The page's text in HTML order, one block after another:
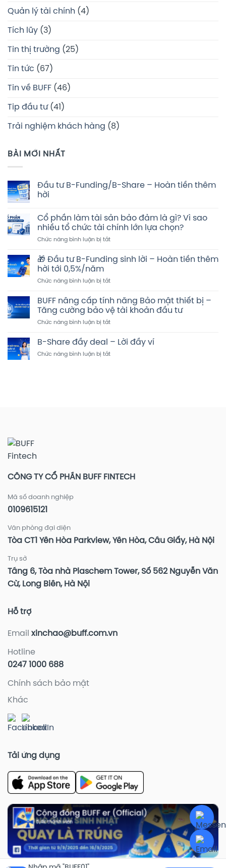
Quản lý tài chính (4)
Tích lũy (3)
Tin thị trường (25)
Tin tức (67)
Tin về BUFF (46)
Tip đầu tư(41)
Trải nghiệm khách hàng (8)
BÀI MỚI NHẤT
Đầu tư B-Funding/B-Share – Hoàn tiền thêm
hời
bình
luận
ở
Đầu
Funding/B-
Share
–
Hoàn
tiền
hời
Cổ phần làm tài sản bảo đảm là gì? Vì sao
nhiều tổ chức tài chính lớn lựa chọn?
Chức năng bình luận bị tắtở
phần
làm
sản
đảm
là
gì?
Vì
nhiều
🎁 Đầu tư B-Funding sinh lời – Hoàn tiền thêm
hời tới 0,5%/năm
Chức năng bình luận bị tắtở
Đầu
tư
B-
Funding
lời
Hoàn
BUFF nâng cấp tính năng Bảo mật thiết bị –
Tăng cường bảo vệ tài khoản đầu tư
Chức năng bình luận bị tắtở
nâng
tính
tư
B-Share đầy deal – Lời đầy ví
Chức năng bình luận bị tắtở
CÔNG TY CỔ PHẦN BUFF FINTECH
Mã số doanh nghiệp
0109615121
Văn phòng đại diện
Tòa CT1 Yên Hòa Parkview, Yên Hòa, Cầu Giấy, Hà Nội
Trụ sở
Tầng 6, Tòa nhà Plaschem Tower, Số 562 Nguyễn Văn
Cừ, Long Biên, Hà Nội
Hỗ trợ
Email xinchao@buff.com.vn
Hotline
0247 1000 688
Chính sách bảo mật
Khác
Tải ứng dụng